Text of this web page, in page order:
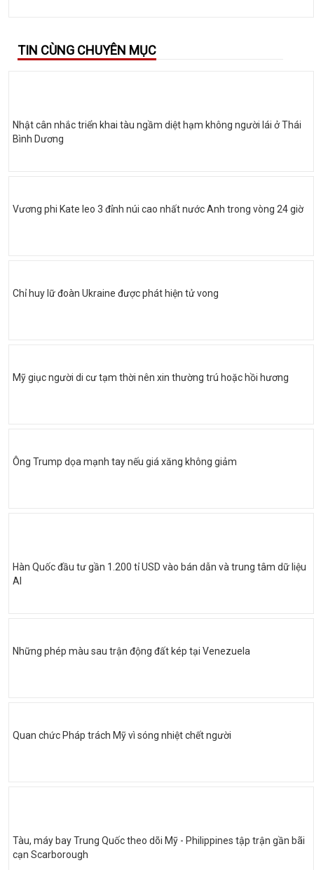
TIN CÙNG CHUYÊN MỤC
Nhật cân nhắc triển khai tàu ngầm diệt hạm không người lái ở Thái
Bình Dương
Vương phi Kate leo 3 đỉnh núi cao nhất nước Anh trong vòng 24 giờ
Chỉ huy lữ đoàn Ukraine được phát hiện tử vong
Mỹ giục người di cư tạm thời nên xin thường trú hoặc hồi hương
Ông Trump dọa mạnh tay nếu giá xăng không giảm
Hàn Quốc đầu tư gần 1.200 tỉ USD vào bán dẫn và trung tâm dữ liệu
AI
Những phép màu sau trận động đất kép tại Venezuela
Quan chức Pháp trách Mỹ vì sóng nhiệt chết người
Tàu, máy bay Trung Quốc theo dõi Mỹ - Philippines tập trận gần bãi
cạn Scarborough